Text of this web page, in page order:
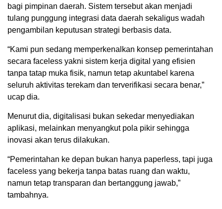
bagi pimpinan daerah. Sistem tersebut akan menjadi
tulang punggung integrasi data daerah sekaligus wadah
pengambilan keputusan strategi berbasis data.
“Kami pun sedang memperkenalkan konsep pemerintahan
secara faceless yakni sistem kerja digital yang efisien
tanpa tatap muka fisik, namun tetap akuntabel karena
seluruh aktivitas terekam dan terverifikasi secara benar,”
ucap dia.
Menurut dia, digitalisasi bukan sekedar menyediakan
aplikasi, melainkan menyangkut pola pikir sehingga
inovasi akan terus dilakukan.
“Pemerintahan ke depan bukan hanya paperless, tapi juga
faceless yang bekerja tanpa batas ruang dan waktu,
namun tetap transparan dan bertanggung jawab,”
tambahnya.